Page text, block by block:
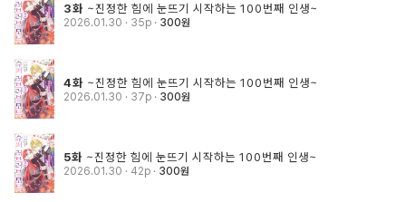
3화 ~진정한 힘에 눈뜨기 시작하는 100번째 인생~
2026.01.30 · 35p 300원
4화 ~진정한 힘에 눈뜨기 시작하는 100번째 인생~
2026.01.30 · 37p 300원
5화 ~진정한 힘에 눈뜨기 시작하는 100번째 인생~
2026.01.30 · 42p 300원